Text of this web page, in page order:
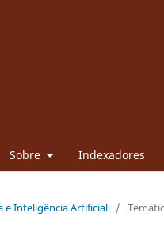
Sobre Indexadores
e Inteligência Artificial /